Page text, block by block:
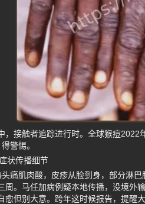
，接触者追踪进行时。全球猴痘
警惕。
状传播细节
痛肌肉酸，皮疹从脸到身，部分淋
周。马任加病例疑本地传播，没境外
愈但别大意。跨年这时候报告，提醒